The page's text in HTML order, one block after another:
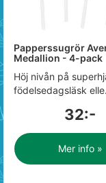
Papperssugrör
Medallion - 4-pack
Höj nivån på
födelsedagsläsk
32:-
Mer info »